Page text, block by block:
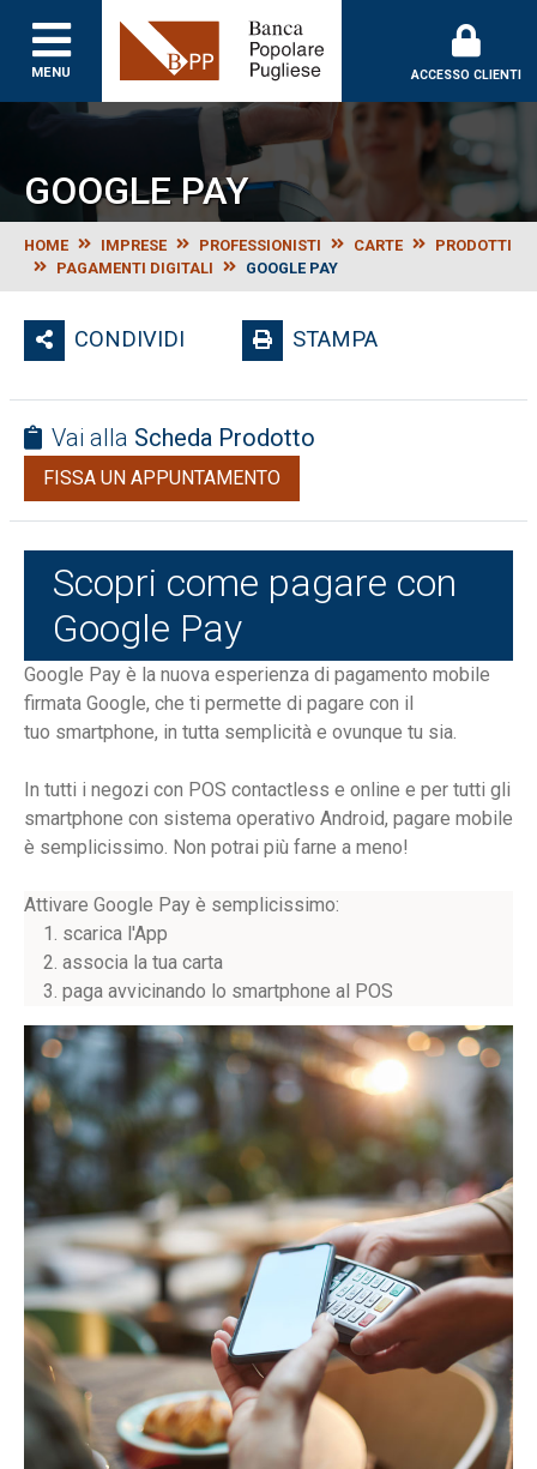
MENU
Banca Popolare
ACCESSO CLIENTI
GOOGLE PAY
HOME IMPRESE PROFESSIONISTI CARTE
PRODOTTI
PAGAMENTI DIGITALI
GOOGLE PAY
CONDIVIDI STAMPA
Vai alla Scheda Prodotto
FISSA UN APPUNTAMENTO
Scopri come pagare con
Google Pay
Google Pay è la nuova esperienza di pagamento mobile
firmata Google, che ti permette di pagare con il
tuo smartphone, in tutta semplicità e ovunque tu sia.
In tutti i negozi con POS contactless e online e per tutti gli
smartphone con sistema operativo Android, pagare mobile
è semplicissimo. Non potrai più farne a meno!
Attivare Google Pay è semplicissimo:
scarica l'App
associa la tua carta
paga avvicinando lo smartphone al POS